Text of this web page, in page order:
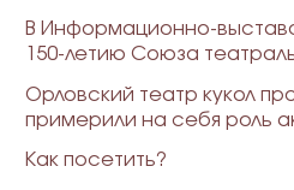
В Информационно-
150-летию Союза
Орловский театр кукол
примерили на себя роль
Как посетить?